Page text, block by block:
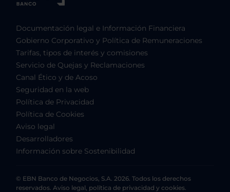
Documentación legal e Información Financiera
Gobierno Corporativo y Política de Remuneraciones
Tarifas, tipos de interés y comisiones
Servicio de Quejas y Reclamaciones
Canal Ético y de Acoso
Seguridad en la web
Política de Privacidad
Política de Cookies
Aviso legal
Desarrolladores
Información sobre Sostenibilidad
© EBN Banco de Negocios, S.A. 2026. Todos los derechos
reservados. Aviso legal, política de privacidad y cookies.